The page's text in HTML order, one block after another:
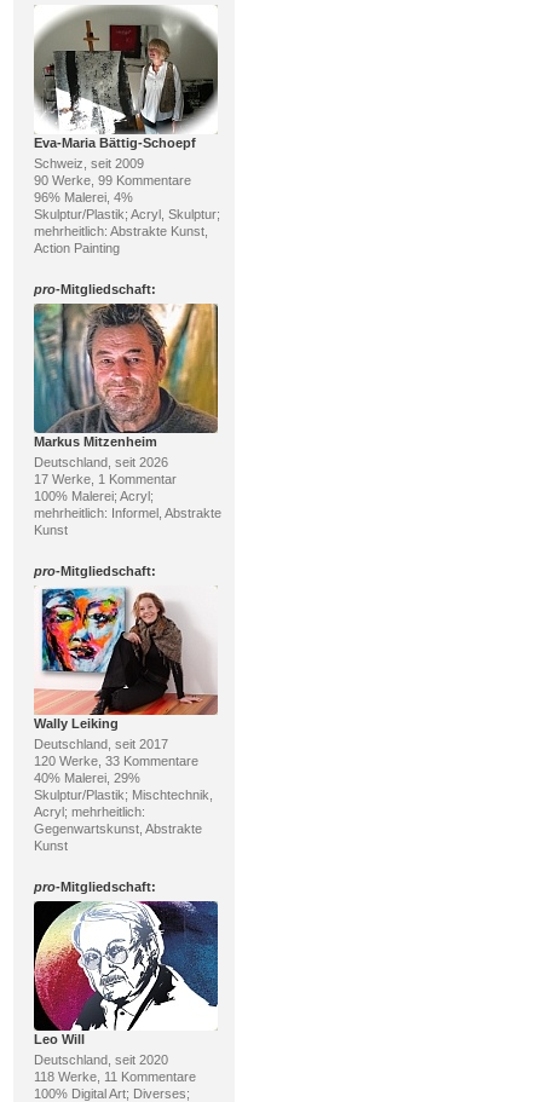
Eva-Maria Bättig-Schoepf
Schweiz, seit 2009
90 Werke, 99 Kommentare
96% Malerei, 4%
Skulptur/Plastik; Acryl, Skulptur;
mehrheitlich: Abstrakte Kunst,
Action Painting
pro-Mitgliedschaft:
Markus Mitzenheim
Deutschland, seit 2026
17 Werke, 1 Kommentar
100% Malerei; Acryl;
mehrheitlich: Informel, Abstrakte
Kunst
pro-Mitgliedschaft:
Wally Leiking
Deutschland, seit 2017
120 Werke, 33 Kommentare
40% Malerei, 29%
Skulptur/Plastik; Mischtechnik,
Acryl; mehrheitlich:
Gegenwartskunst, Abstrakte
Kunst
pro-Mitgliedschaft:
Leo Will
Deutschland, seit 2020
118 Werke, 11 Kommentare
100% Digital Art; Diverses;